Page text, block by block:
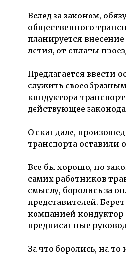
Вслед за законом,
общественного
планируется
летия, от оплаты
Предлагается ввести
служить
кондуктора
действующее
О скандале,
транспорта оставили
Все бы хорошо, но
самих работников
смыслу, боролись за
представителей.
компанией кондуктор
предписанные
За что боролись, на